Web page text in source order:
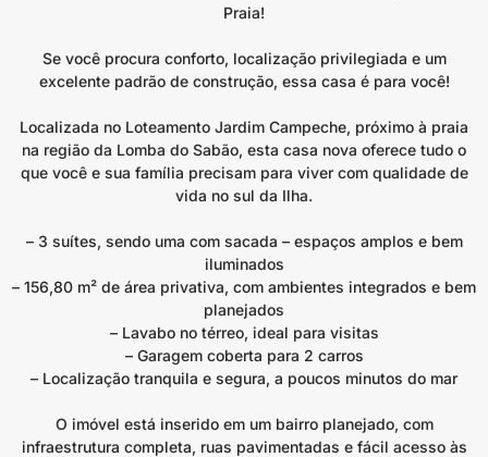
Praia!
Se você procura conforto, localização privilegiada e um
excelente padrão de construção, essa casa é para você!
Localizada no Loteamento Jardim Campeche, próximo à praia
na região da Lomba do Sabão, esta casa nova oferece tudo o
que você e sua família precisam para viver com qualidade de
vida no sul da Ilha.
– 3 suítes, sendo uma com sacada – espaços amplos e bem
iluminados
– 156,80 m² de área privativa, com ambientes integrados e bem
planejados
– Lavabo no térreo, ideal para visitas
– Garagem coberta para 2 carros
– Localização tranquila e segura, a poucos minutos do mar
O imóvel está inserido em um bairro planejado, com
infraestrutura completa, ruas pavimentadas e fácil acesso às